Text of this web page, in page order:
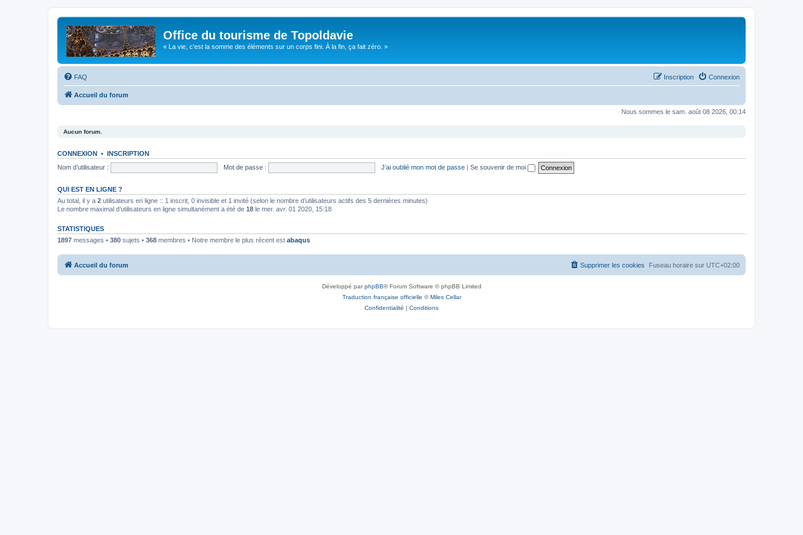
Office du tourisme de Topoldavie
« La vie, c'est la somme des éléments sur un corps fini. À la fin, ça fait zéro. »
FAQ Connexion
Inscription
Accueil du forum
Nous sommes le sam. août 08 2026, 00:14
Aucun forum.
CONNEXION • INSCRIPTION
Nom d’utilisateur :
Mot de passe : J’ai oublié mon mot de passe | Se souvenir de moi
QUI EST EN LIGNE ?
Au total, il y a 2 utilisateurs en ligne :: 1 inscrit, 0 invisible et 1 invité (selon le nombre d’utilisateurs actifs des 5 dernières minutes)
Le nombre maximal d’utilisateurs en ligne simultanément a été de 18 le mer. avr. 01 2020, 15:18
STATISTIQUES
1897 messages • 380 sujets • 368 membres • Notre membre le plus récent est abaqus
Accueil du forum Fuseau horaire sur UTC+02:00
Supprimer les cookies
Développé parphpBB® Forum Software © phpBB Limited
Traduction française officielle ©Miles Cellar
Confidentialité | Conditions